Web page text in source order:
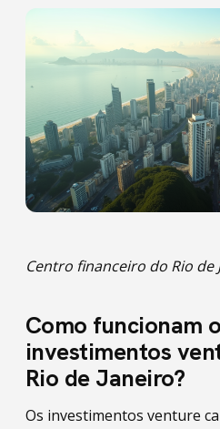
Centro financeiro do Rio de
Como funcionam
investimentos
Rio de Janeiro?
Os investimentos venture